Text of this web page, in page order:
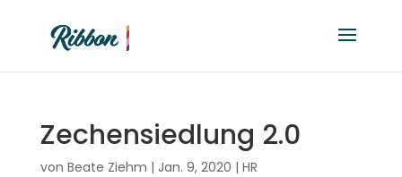
Zechensiedlung 2.0
von Beate Ziehm | Jan. 9, 2020 | HR